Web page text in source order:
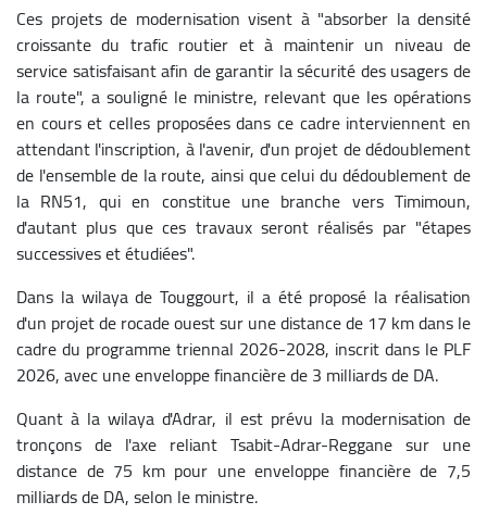
Ces projets de modernisation visent à "absorber la densité
croissante du trafic routier et à maintenir un niveau de
service satisfaisant afin de garantir la sécurité des usagers de
la route", a souligné le ministre, relevant que les opérations
en cours et celles proposées dans ce cadre interviennent en
attendant l'inscription, à l'avenir, d'un projet de dédoublement
de l'ensemble de la route, ainsi que celui du dédoublement de
la RN51, qui en constitue une branche vers Timimoun,
d'autant plus que ces travaux seront réalisés par "étapes
successives et étudiées".
Dans la wilaya de Touggourt, il a été proposé la réalisation
d'un projet de rocade ouest sur une distance de 17 km dans le
cadre du programme triennal 2026-2028, inscrit dans le PLF
2026, avec une enveloppe financière de 3 milliards de DA.
Quant à la wilaya d'Adrar, il est prévu la modernisation de
tronçons de l'axe reliant Tsabit-Adrar-Reggane sur une
distance de 75 km pour une enveloppe financière de 7,5
milliards de DA, selon le ministre.